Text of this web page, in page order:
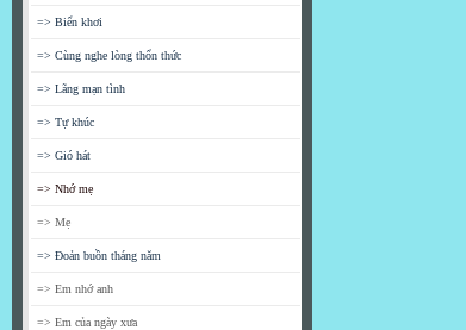
=> Biển khơi
=> Cùng nghe lòng thổn thức
=> Lãng mạn tình
=> Tự khúc
=> Gió hát
=> Nhớ mẹ
=> Mẹ
=> Đoản buồn tháng năm
=> Em nhớ anh
=> Em của ngày xưa